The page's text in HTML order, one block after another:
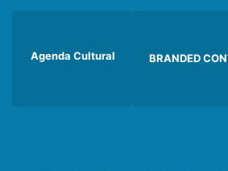
Agenda Cultural BRANDED